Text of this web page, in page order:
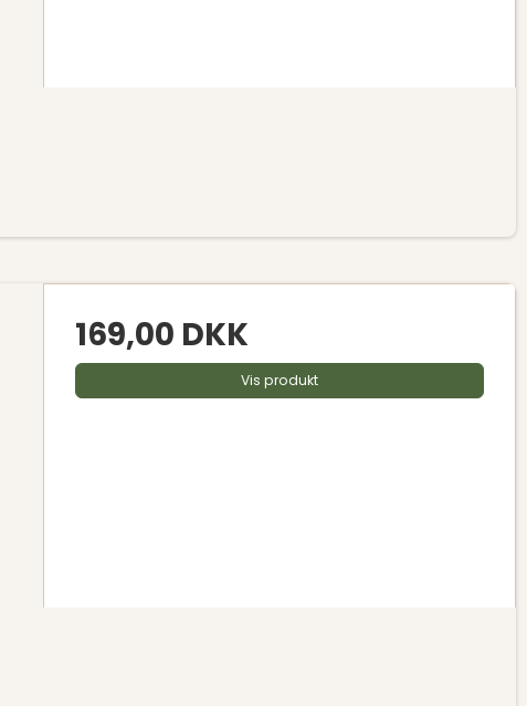
169,00 DKK
Vis produkt